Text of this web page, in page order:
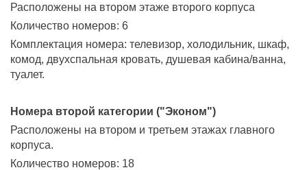
Расположены на втором этаже второго корпуса
Количество номеров: 6
Комплектация номера: телевизор, холодильник, шкаф,
комод, двухспальная кровать, душевая кабина/ванна,
туалет.
Номера второй категории ("Эконом")
Расположены на втором и третьем этажах главного
корпуса.
Количество номеров: 18